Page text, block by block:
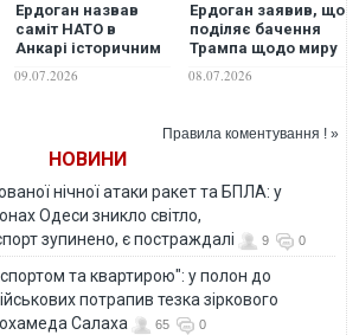
Ердоган назвав
саміт НАТО в
Анкарі історичним
успіхом
09.07.2026
Ердоган заявив, що
поділяє бачення
Трампа щодо миру
в Україні
08.07.2026
Правила коментування ! »
НОВИНИ
нічної атаки ракет та БПЛА: у
Одеси зникло світло,
зупинено, є постраждалі
9 0
та квартирою": у полон до
потрапив тезка зіркового
Салаха
65 0